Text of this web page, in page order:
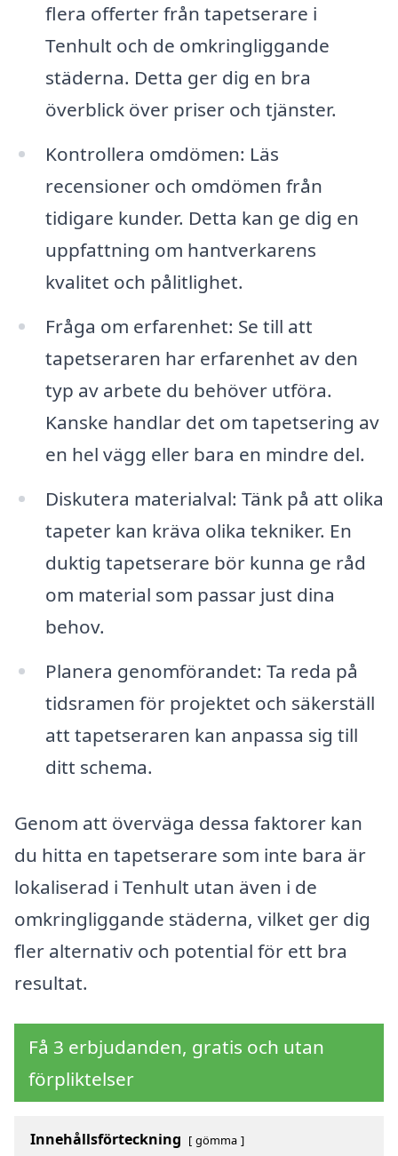
flera offerter från tapetserare i
Tenhult och de omkringliggande
städerna. Detta ger dig en bra
överblick över priser och tjänster.
Kontrollera omdömen: Läs
recensioner och omdömen från
tidigare kunder. Detta kan ge dig en
uppfattning om hantverkarens
kvalitet och pålitlighet.
Fråga om erfarenhet: Se till att
tapetseraren har erfarenhet av den
typ av arbete du behöver utföra.
Kanske handlar det om tapetsering av
en hel vägg eller bara en mindre del.
Diskutera materialval: Tänk på att olika
tapeter kan kräva olika tekniker. En
duktig tapetserare bör kunna ge råd
om material som passar just dina
behov.
Planera genomförandet: Ta reda på
tidsramen för projektet och säkerställ
att tapetseraren kan anpassa sig till
ditt schema.
Genom att överväga dessa faktorer kan
du hitta en tapetserare som inte bara är
lokaliserad i Tenhult utan även i de
omkringliggande städerna, vilket ger dig
fler alternativ och potential för ett bra
resultat.
Få 3 erbjudanden, gratis och utan
förpliktelser
Innehållsförteckning gömma